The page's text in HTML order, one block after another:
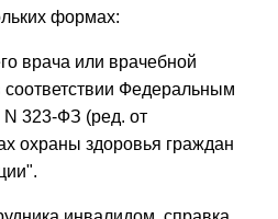
формах:
врача или врачебной
Федеральным
N 323-ФЗ (ред. от
охраны здоровья граждан